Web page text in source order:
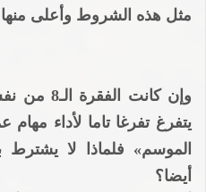
مثل هذه الشروط وأعلى
وإن كانت
يتفرغ تفرغا تاما لأداء
الموسم» فلماذا لا
أيضا؟